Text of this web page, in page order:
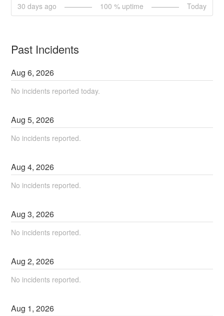
30 days ago 100 % uptime Today
Past Incidents
Aug6,2026
No incidents reported today.
Aug5,2026
No incidents reported.
Aug4,2026
No incidents reported.
Aug3,2026
No incidents reported.
Aug2,2026
No incidents reported.
Aug 1,2026